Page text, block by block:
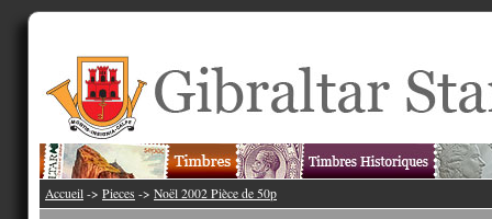
Accueil -> Pieces -> Noël 2002 Pièce de 50p